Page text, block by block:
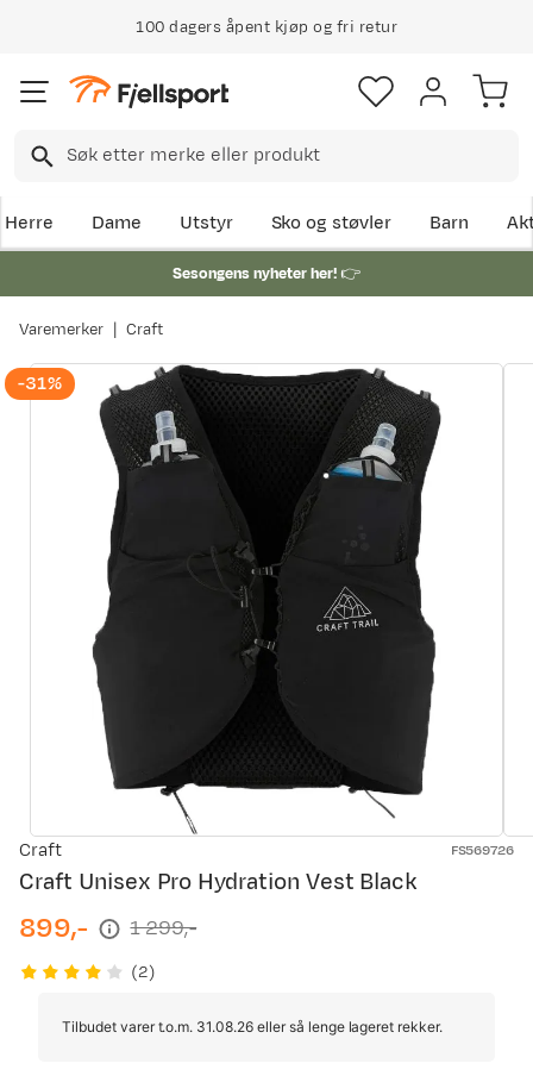
100 dagers åpent kjøp og fri retur
Herre Dame Utstyr Sko og støvler Barn
Sesongens nyheter her!👉
Varemerker Craft
-31%
Craft FS569726
Craft Unisex Pro Hydration Vest Black
discounted
price
899,-
original
price
1 299,-
(2)
Tilbudet varer t.o.m. 31.08.26 eller så lenge lageret rekker.